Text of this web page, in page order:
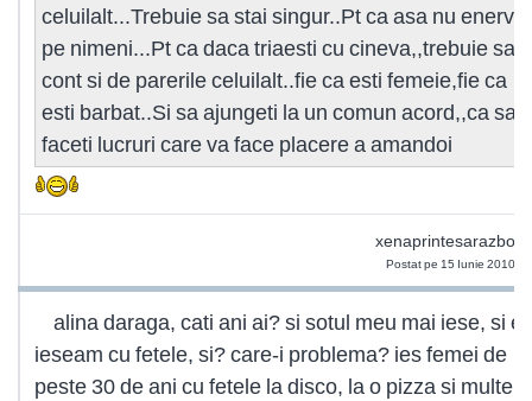
celuilalt...Trebuie sa stai singur..Pt ca asa nu
pe nimeni...Pt ca daca triaesti cu cineva,,trebuie sa
cont si de parerile celuilalt..fie ca esti femeie,fie ca
esti barbat..Si sa ajungeti la un comun acord,,ca sa
faceti lucruri care va face placere a amandoi
Postat pe 15 Iunie 2010
alina daraga, cati ani ai? si sotul meu mai iese, si
ieseam cu fetele, si? care-i problema? ies femei de
peste 30 de ani cu fetele la disco, la o pizza si multe